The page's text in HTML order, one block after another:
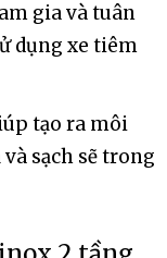
gia và tuân
dụng xe tiêm
tạo ra môi
sạch sẽ trong